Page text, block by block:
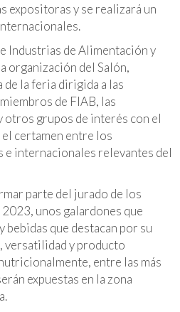
expositoras y se realizará un
Industrias de Alimentación y
organización del Salón,
de la feria dirigida a las
de FIAB, las
otros grupos de interés con el
certamen entre los
internacionales relevantes del
parte del jurado de los
unos galardones que
que destacan por su
versatilidad y producto
entre las más
expuestas en la zona